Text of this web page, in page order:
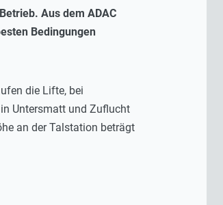
Aus dem ADAC
Bedingungen
die Lifte, bei
Untersmatt und Zuflucht
an der Talstation beträgt